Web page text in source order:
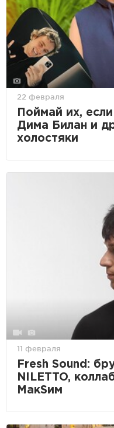
22 февраля
Поймай их,
Дима Билан и
холостяки
11 февраля
Fresh Sound:
NILETTO,
МакSим